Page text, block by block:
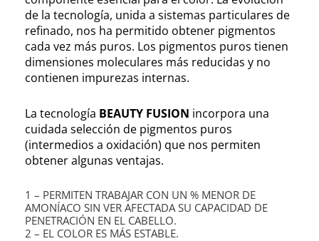
de la tecnología, unida a sistemas particulares de
refinado, nos ha permitido obtener pigmentos
cada vez más puros. Los pigmentos puros tienen
dimensiones moleculares más reducidas y no
contienen impurezas internas.
La tecnología BEAUTY FUSION incorpora una
cuidada selección de pigmentos puros
(intermedios a oxidación) que nos permiten
obtener algunas ventajas.
1 – PERMITEN TRABAJAR CON UN % MENOR DE
AMONÍACO SIN VER AFECTADA SU CAPACIDAD DE
PENETRACIÓN EN EL CABELLO.
2 – EL COLOR ES MÁS ESTABLE.